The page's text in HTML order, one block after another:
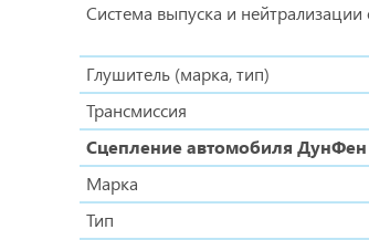
Система выпуска и нейтрализации
Глушитель (марка, тип)
Трансмиссия
Сцепление автомобиля ДунФен
Марка
Тип